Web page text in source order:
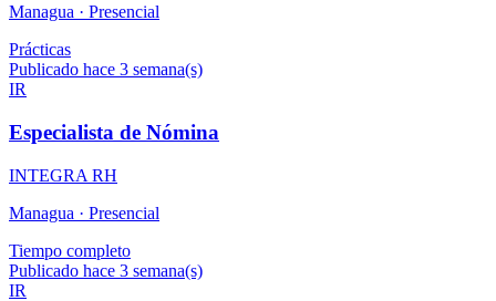
Managua · Presencial
Prácticas
Publicado hace 3 semana(s)
IR
Especialista de Nómina
INTEGRA RH
Managua · Presencial
Tiempo completo
Publicado hace 3 semana(s)
IR